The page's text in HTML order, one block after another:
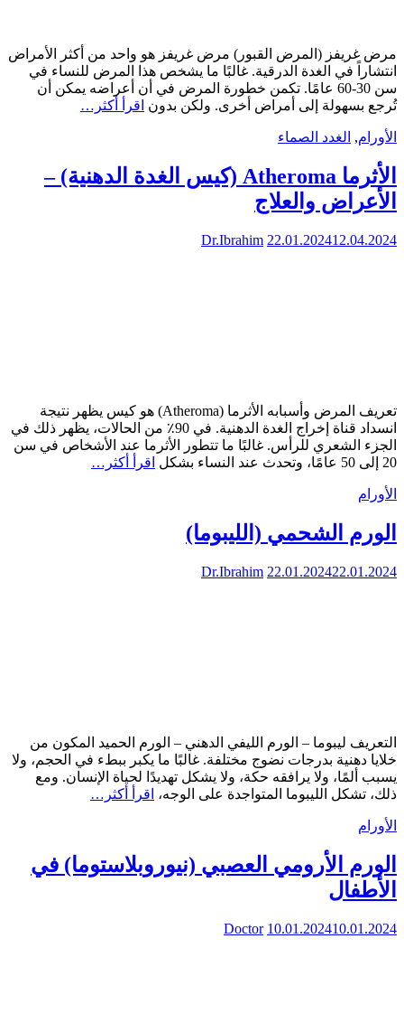
مرض غريفز (المرض القبور) مرض غريفز هو واحد من أكثر الأمراض
انتشاراً في الغدة الدرقية. غالبًا ما يشخص هذا المرض للنساء في
سن 30-60 عامًا. تكمن خطورة المرض في أن أعراضه يمكن أن
تُرجع بسهولة إلى أمراض أخرى. ولكن بدون اقرأ أكثر…
الأورام, الغدد الصماء
الأثرما Atheroma (كيس الغدة الدهنية) –
الأعراض والعلاج
22.01.202412.04.2024
Dr.Ibrahim
تعريف المرض وأسبابه الأثرما (Atheroma) هو كيس يظهر نتيجة
انسداد قناة إخراج الغدة الدهنية. في 90٪ من الحالات، يظهر ذلك في
الجزء الشعري للرأس. غالبًا ما تتطور الأثرما عند الأشخاص في سن
20 إلى 50 عامًا، وتحدث عند النساء بشكل
اقرأ أكثر…
الأورام
الورم الشحمي (الليبوما)
22.01.202422.01.2024
Dr.Ibrahim
التعريف ليبوما – الورم الليفي الدهني – الورم الحميد المكون من
خلايا دهنية بدرجات نضوج مختلفة. غالبًا ما يكبر ببطء في الحجم، ولا
يسبب ألمًا، ولا يرافقه حكة، ولا يشكل تهديدًا لحياة الإنسان. ومع
ذلك، تشكل الليبوما المتواجدة على الوجه، اقرأ أكثر…
الأورام
الورم الأرومي العصبي (نيوروبلاستوما) في
الأطفال
10.01.202410.01.2024
Doctor